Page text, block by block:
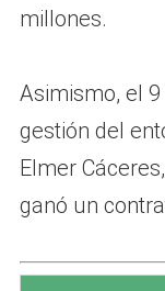
millones.
Asimismo, el
gestión del
Elmer
ganó un